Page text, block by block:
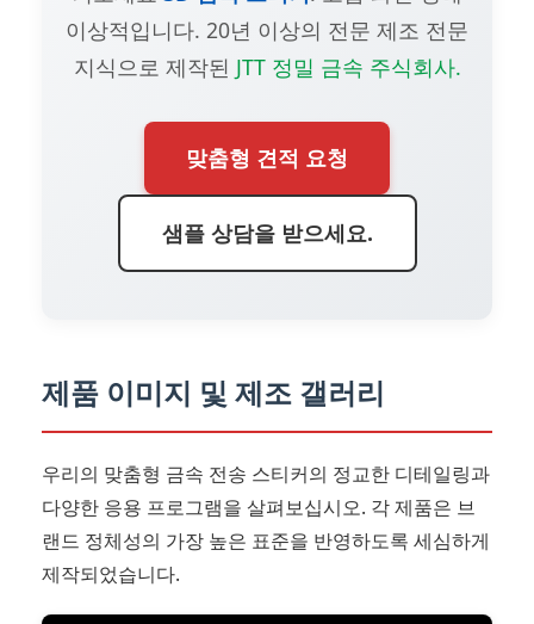
이상적입니다. 20년 이상의 전문 제조 전문
지식으로 제작된 JTT 정밀 금속 주식회사.
맞춤형 견적 요청
샘플 상담을 받으세요.
제품 이미지 및 제조 갤러리
우리의 맞춤형 금속 전송 스티커의 정교한 디테일링과
다양한 응용 프로그램을 살펴보십시오. 각 제품은 브
랜드 정체성의 가장 높은 표준을 반영하도록 세심하게
제작되었습니다.